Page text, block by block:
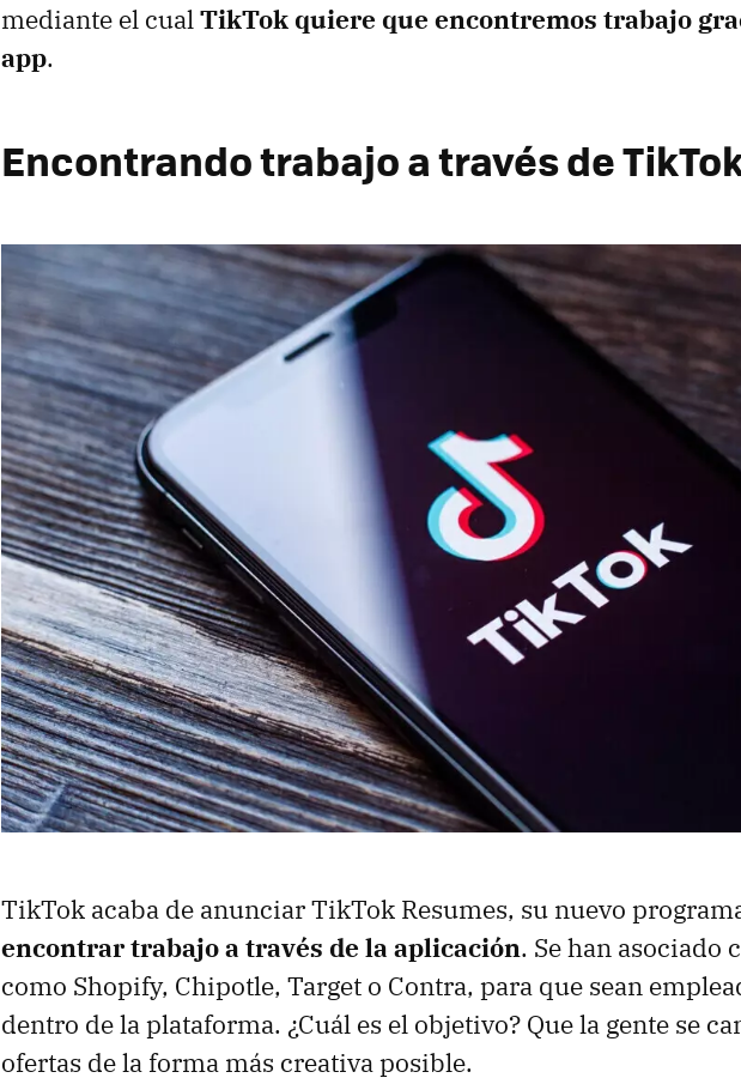
mediante el cualTikTok quiere que encontremos trabajo
app.
Encontrando trabajo a través de
TikTok acaba de anunciar TikTok Resumes, su nuevo
encontrar trabajo a través de la aplicación. Se han asociado
como Shopify, Chipotle, Target o Contra, para que sean
dentro de la plataforma. ¿Cuál es el objetivo? Que la gente se
ofertas de la forma más creativa posible.